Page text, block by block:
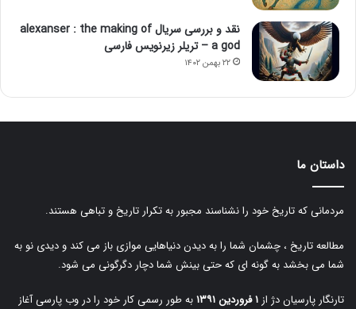
نقد و بررسی سریال alexanser : the making of
a god – تریلر زیرنویس فارسی
۲۲ بهمن ۱۴۰۲
داستان ما
مردمانی که تاریخ خود را نشناسند مجبور به تکرار تاریخ و تباهی هستند.
مطالعه تاریخ ، چشمان شما را به دیدن دنیاهایی موازی باز می کند و دیدی نو به
شما می بخشد به گونه ای که حتی بینش شما دچار دگرگونی می شود.
تارنگار پارسیان دژ از ۱ فروردین ۱۳۹۱
به طور رسمی کار خود را در وب پارسی آغاز